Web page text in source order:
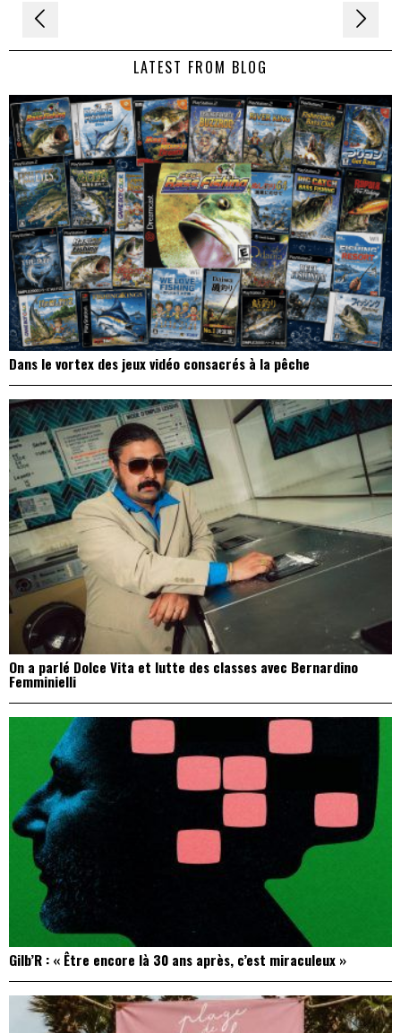
Navigation
de LATEST FROM BLOG
Dans le vortex des jeux vidéo consacrés à la pêche
On a parlé Dolce Vita et lutte des classes avec Bernardino
Femminielli
Gilb’R : « Être encore là 30 ans après, c’est miraculeux »